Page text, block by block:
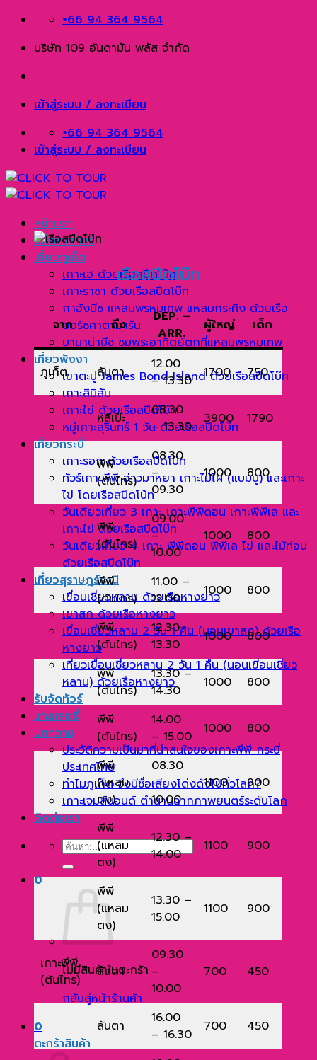
Skip
content
+66 94 364 9564
บริษัท 109 อันดามัน พลัส จำกัด
เข้าสู่ระบบ / ลงทะเบียน
+66 94 364 9564
เข้าสู่ระบบ / ลงทะเบียน
หน้าแรก
แพ็คเกจทัวร์
เที่ยวภูเก็ต
เกาะเฮ ด้วยเรือสปีดโบ๊ท
เกาะราชา ด้วยเรือสปีดโบ๊ท
กาฮังบีช แหลมพรหมเทพ แหลมกระทิง ด้วยเรือ
ยอร์ชคาตามารัน
บานาน่าบีช ชมพระอาทิตย์ตกที่แหลมพรหมเทพ
เที่ยวพังงา
เขาตะปู James Bond Island ด้วยเรือสปีดโบ๊ท
เกาะสิมิลัน
เกาะไข่ ด้วยเรือสปีดโบ๊ท
หมู่เกาะสุรินทร์ 1 วัน ด้วยเรือสปีดโบ๊ท
เที่ยวกระบี่
เกาะรอก ด้วยเรือสปีดโบ๊ท
ทัวร์เกาะพีพี อ่าวมาหยา เกาะไม้ไผ่ (แบมบู) และเกาะ
ไข่ โดยเรือสปีดโบ๊ท
วันเดียวเที่ยว 3 เกาะ เกาะพีพีดอน เกาะพีพีเล และ
เกาะไข่ ด้วยเรือสปีดโบ๊ท
วันเดียวเที่ยว 4 เกาะ พีพีดอน พีพีเล ไข่ และไม้ท่อน
ด้วยเรือสปีดโบ๊ท
เที่ยวสุราษฎร์ธานี
เขื่อนเชี่ยวหลาน ด้วยเรือหางยาว
เขาสก ด้วยเรือหางยาว
เขื่อนเชี่ยวหลาน 2 วัน 1 คืน (นอนเขาสก) ด้วยเรือ
หางยาว
เที่ยวเขื่อนเชี่ยวหลาน 2 วัน 1 คืน (นอนเขี่อนเชี่ยว
หลาน) ด้วยเรือหางยาว
รับจัดทัวร์
แกลเลอรี่
บทความ
ประวัติความเป็นมาที่น่าสนใจของเกาะพีพี กระบี่
ประเทศไทย
ทำไมภูเก็ต จึงมีชื่อเสียงโด่งดังไปทั่วโลก?
เกาะเจมส์บอนด์ ตำนานฉากภาพยนตร์ระดับโลก
ติดต่อเรา
ค้นหา:
0
ไม่มีสินค้าในตะกร้า
กลับสู่หน้าร้านค้า
0
ตะกร้าสินค้า
เรือสปีดโบ๊ท
จาก ถึง
DEP. –
ARR.
ผู้ใหญ่ เด็ก
ภูเก็ต ลันตา
12.00
– 13.30
1700 750
หลีเป๊ะ
08.30
– 13.30
3900 1790
พีพี
(ต้นไทร)
08.30
–
09.30
1000 800
พีพี
(ต้นไทร)
09.00
–
10.00
1000 800
พีพี
(ต้นไทร)
11.00 –
12.00
1000 800
พีพี
(ต้นไทร)
12.30 –
13.30
1000 800
พีพี
(ต้นไทร)
13.30 –
14.30
1000 800
พีพี
(ต้นไทร)
14.00
– 15.00
1000 800
พีพี
(แหลม
ตง)
08.30
–
10.00
1100 900
พีพี
(แหลม
ตง)
12.30 –
14.00
1100 900
พีพี
(แหลม
ตง)
13.30 –
15.00
1100 900
เกาะพีพี
(ต้นไทร)
ลันตา
09.30
–
10.00
700 450
ลันตา
16.00
– 16.30
700 450